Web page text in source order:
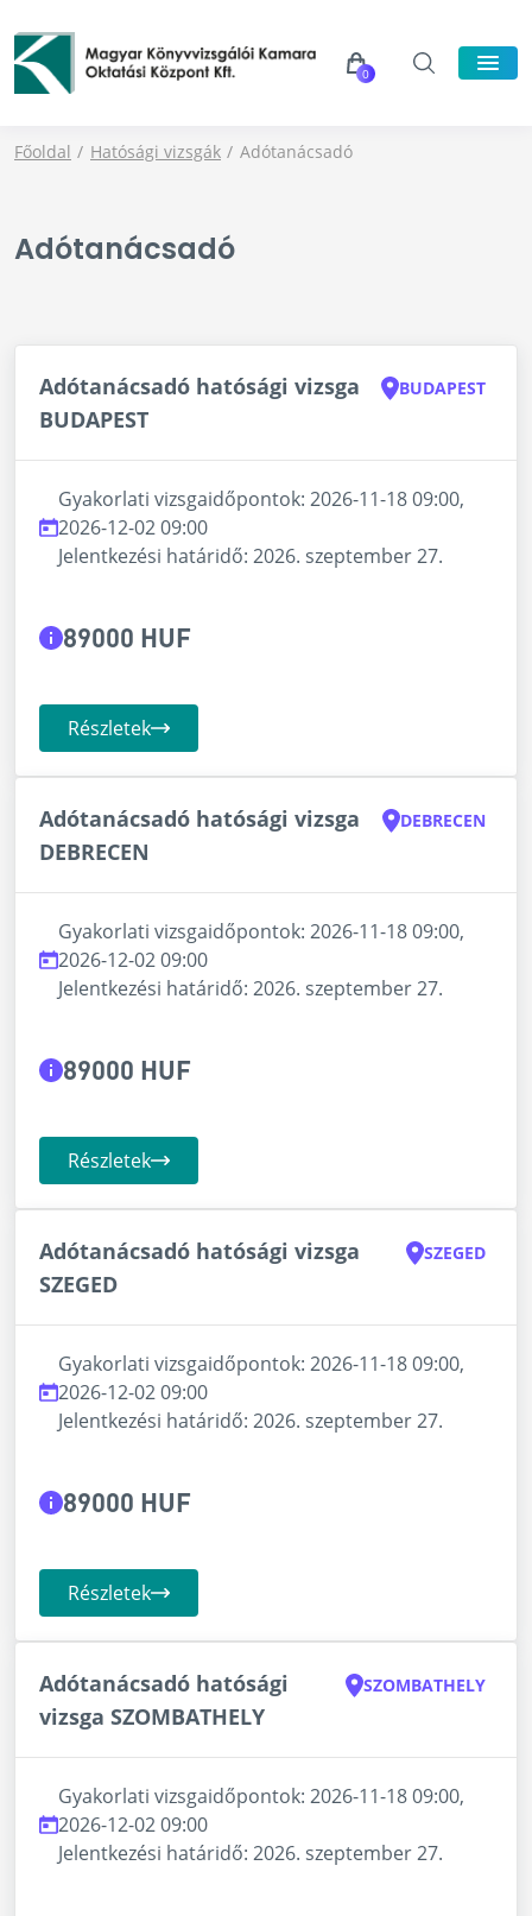
0
Főoldal Hatósági vizsgák Adótanácsadó
Adótanácsadó
Adótanácsadó hatósági vizsga
BUDAPEST
BUDAPEST
Gyakorlati vizsgaidőpontok: 2026-11-18 09:00,
2026-12-02 09:00
Jelentkezési határidő: 2026. szeptember 27.
89000 HUF
Részletek
Adótanácsadó hatósági vizsga
DEBRECEN
DEBRECEN
Gyakorlati vizsgaidőpontok: 2026-11-18 09:00,
2026-12-02 09:00
Jelentkezési határidő: 2026. szeptember 27.
89000 HUF
Részletek
Adótanácsadó hatósági vizsga
SZEGED
SZEGED
Gyakorlati vizsgaidőpontok: 2026-11-18 09:00,
2026-12-02 09:00
Jelentkezési határidő: 2026. szeptember 27.
89000 HUF
Részletek
Adótanácsadó hatósági
vizsga SZOMBATHELY
SZOMBATHELY
Gyakorlati vizsgaidőpontok: 2026-11-18 09:00,
2026-12-02 09:00
Jelentkezési határidő: 2026. szeptember 27.